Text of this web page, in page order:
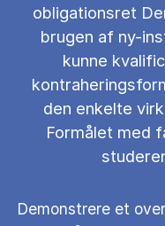
obligationsret
brugen af ny-
kunne
den enkelte
Formålet med
Demonstrere et